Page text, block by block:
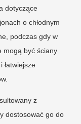
dotyczące
o chłodnym
podczas gdy w
mogą być ściany
łatwiejsze
z
dostosować go do